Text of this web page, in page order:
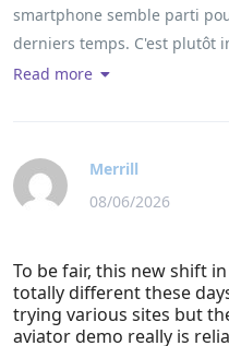
smartphone semble parti
derniers temps. C'est plutôt
quelle manière ce petit jeu
D'après ressenti, le truc se
qui nous offre enfin
destin. En plus, en fouillant
propos-de-lapplication-
largent-reel-en-france-via-
rel="nofollow ugc">demo
Read more
Merrill
08/06/2026
To be fair, this new shift
totally different these
trying various sites but
aviator demo really is